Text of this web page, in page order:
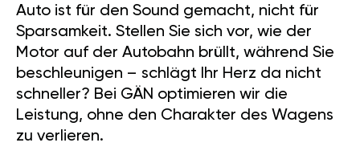
Auto ist für den Sound gemacht, nicht für
Sparsamkeit. Stellen Sie sich vor, wie der
Motor auf der Autobahn brüllt, während Sie
beschleunigen – schlägt Ihr Herz da nicht
schneller? Bei GÄN optimieren wir die
Leistung, ohne den Charakter des Wagens
zu verlieren.